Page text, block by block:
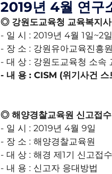
2019년 4월 연구
◎ 강원도교육청 교육복지
- 일 시 : 2019년 4월 1일~2일
- 장 소 : 강원유아교육진흥원
- 대 상 : 강원도교육청 소속
﻿- ﻿내 용 : ﻿CISM (위기사건 스
◎ 해양경찰교육원 신고접
- 일 시 : 2019년 4월 9일
- 장 소 : 해양경찰교육원
- 대 상 : 해경 제1기 신고접
- 내 용 : 신고자 응대방법